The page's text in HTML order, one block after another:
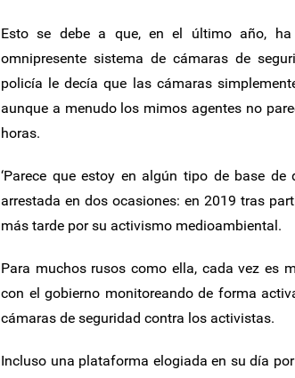
Esto se debe a que, en el último año,
omnipresente sistema de cámaras de
policía le decía que las cámaras
aunque a menudo los mimos agentes no
horas.
‘Parece que estoy en algún tipo de base
arrestada en dos ocasiones: en 2019 tras
más tarde por su activismo medioambiental.
Para muchos rusos como ella, cada vez es
con el gobierno monitoreando de forma
cámaras de seguridad contra los activistas.
Incluso una plataforma elogiada en su día